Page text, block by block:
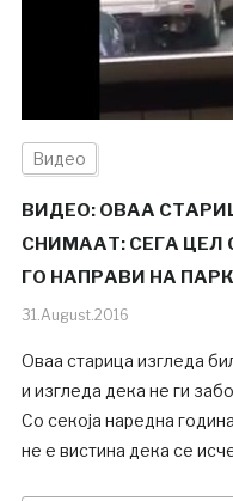
Видео
ВИДЕО: ОВАА
СНИМААТ: СЕГА ЦЕЛ
ГО НАПРАВИ НА
31.August.2016
Оваа старица изгледа
и изгледа дека не ги
Со секоја наредна
не е вистина дека се